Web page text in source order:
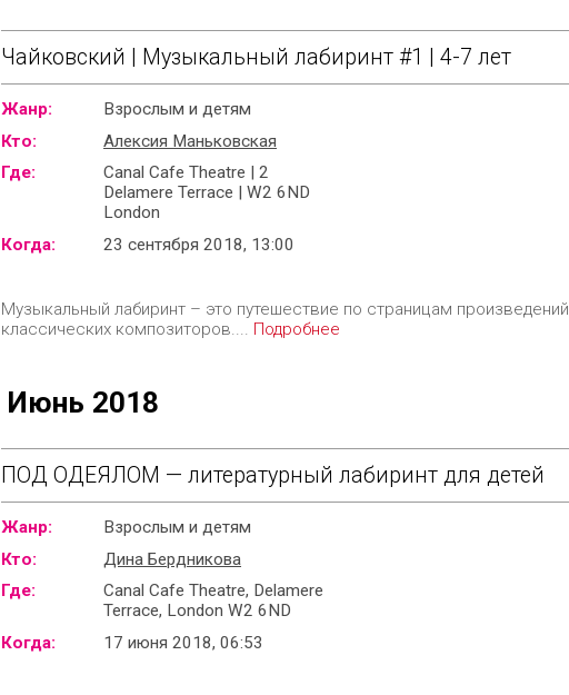
Чайковский | Музыкальный лабиринт #1 | 4-7 лет
Жанр:
Взрослым и детям
Кто:
Алексия Маньковская
Где:
Canal Cafe Theatre | 2
Delamere Terrace | W2 6ND
London
Когда:
23 сентября 2018, 13:00
Музыкальный лабиринт – это путешествие по страницам произведений
классических композиторов.... Подробнее
Июнь 2018
ПОД ОДЕЯЛОМ — литературный лабиринт для детей
Жанр:
Взрослым и детям
Кто:
Дина Бердникова
Где:
Canal Сafe Theatre, Delamere
Terrace, London W2 6ND
Когда:
17 июня 2018, 06:53